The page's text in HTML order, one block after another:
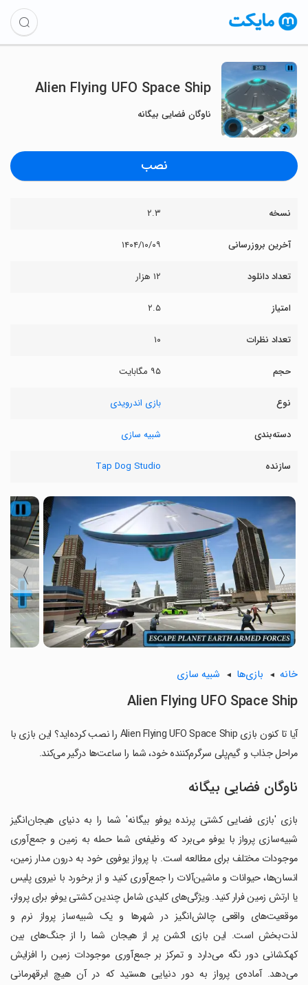
Alien Flying UFO Space Ship
ناوگان فضایی بیگانه
نصب
نسخه ۲.۳
آخرین بروزرسانی ۱۴۰۴/۱۰/۰۹
تعداد دانلود ۱۲ هزار
امتیاز ۲.۵
تعداد نظرات ۱۰
حجم ۹۵ مگابایت
نوع بازی اندرویدی
دسته‌بندی شبیه سازی
سازنده Tap Dog Studio
〈
〉
خانه بازی‌ها شبیه سازی
Alien Flying UFO Space Ship
آیا تا کنون بازی Alien Flying UFO Space Ship را نصب کرده‌اید؟ این بازی با
مراحل جذاب و گیم‌پلی سرگرم‌کننده خود، شما را ساعت‌ها درگیر می‌کند.
ناوگان فضایی بیگانه
بازی 'بازی فضایی کشتی پرنده یوفو بیگانه' شما را به دنیای هیجان‌انگیز
شبیه‌سازی پرواز با یوفو می‌برد که وظیفه‌ی شما حمله به زمین و جمع‌آوری
موجودات مختلف برای مطالعه است. با پرواز یوفوی خود به درون مدار زمین،
انسان‌ها، حیوانات و ماشین‌آلات را جمع‌آوری کنید و از برخورد با نیروی پلیس
یا ارتش زمین فرار کنید. ویژگی‌های کلیدی شامل چندین کشتی یوفو برای پرواز،
موقعیت‌های واقعی چالش‌انگیز در شهرها و یک شبیه‌ساز پرواز نرم و
لذت‌بخش است. این بازی اکشن پر از هیجان شما را از جنگ‌های بین
کهکشانی دور نگه می‌دارد و تمرکز بر جمع‌آوری موجودات زمین را افزایش
می‌دهد. آماده‌ی پرواز به دور دنیایی هستید که در آن هیچ ابرقهرمانی